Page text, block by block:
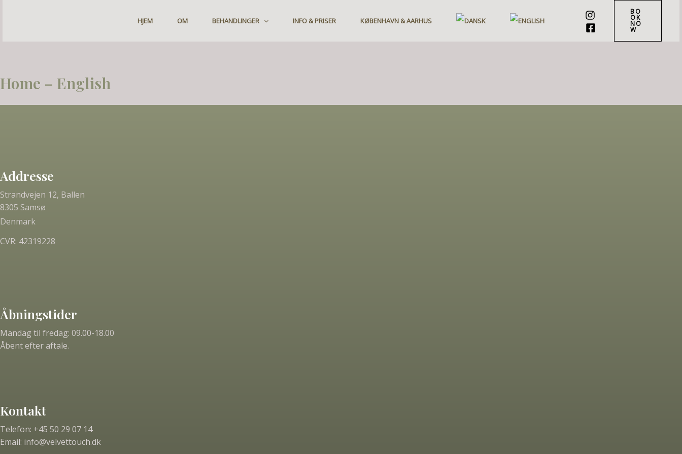
HJEM OM BEHANDLINGER INFO & PRISER KØBENHAVN & AARHUS
BO
OK
NO
W
Home – English
Addresse
Strandvejen 12, Ballen
8305 Samsø
Denmark
CVR: 42319228
Åbningstider
Mandag til fredag: 09.00-18.00
Åbent efter aftale.
Kontakt
Telefon: +45 50 29 07 14
Email: info@velvettouch.dk